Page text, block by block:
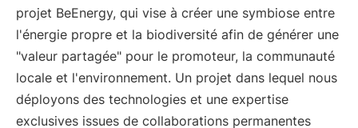
projet BeEnergy, qui vise à créer une symbiose entre
l'énergie propre et la biodiversité afin de générer une
"valeur partagée" pour le promoteur, la communauté
locale et l'environnement. Un projet dans lequel nous
déployons des technologies et une expertise
exclusives issues de collaborations permanentes